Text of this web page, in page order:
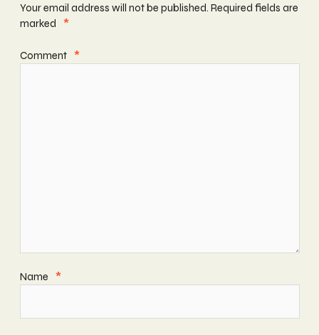
Your email address will not be published. Required fields are
marked
*
Comment *
Name *